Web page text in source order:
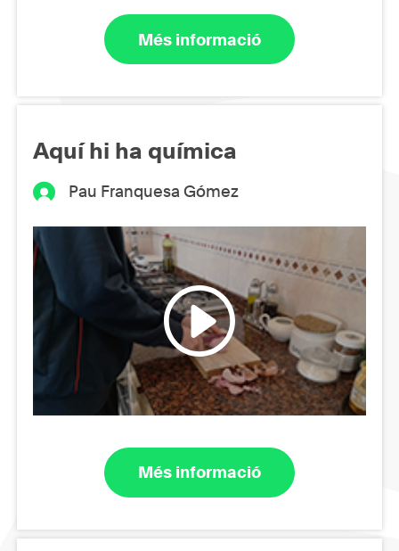
Més informació
Aquí hi ha química
Pau Franquesa Gómez
Més informació